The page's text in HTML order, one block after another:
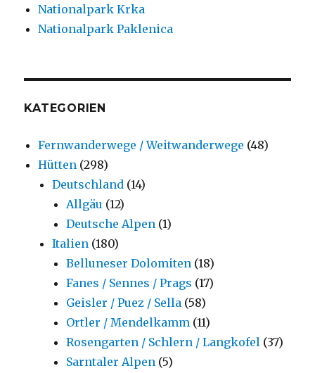
Nationalpark Krka
Nationalpark Paklenica
KATEGORIEN
Fernwanderwege / Weitwanderwege (48)
Hütten (298)
Deutschland (14)
Allgäu (12)
Deutsche Alpen (1)
Italien (180)
Belluneser Dolomiten (18)
Fanes / Sennes / Prags (17)
Geisler / Puez / Sella (58)
Ortler / Mendelkamm (11)
Rosengarten / Schlern / Langkofel (37)
Sarntaler Alpen (5)